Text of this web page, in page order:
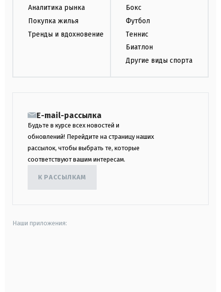
Аналитика рынка
Покупка жилья
Тренды и вдохновение
Бокс
Футбол
Теннис
Биатлон
Другие виды спорта
E-mail-рассылка
Будьте в курсе всех новостей и
обновлений! Перейдите на страницу наших
рассылок, чтобы выбрать те, которые
соответствуют вашим интересам.
К РАССЫЛКАМ
Наши приложения: